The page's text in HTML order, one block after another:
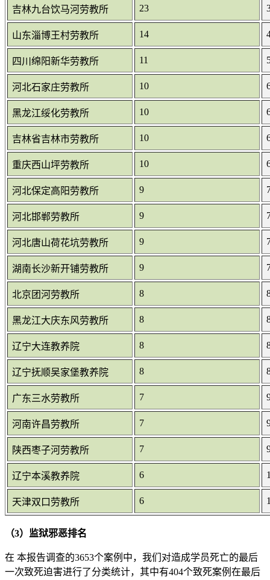
吉林九台饮马河劳教所 23
山东淄博王村劳教所 14
四川绵阳新华劳教所 11
河北石家庄劳教所 10
黑龙江绥化劳教所 10
吉林省吉林市劳教所 10
重庆西山坪劳教所 10
河北保定高阳劳教所 9
河北邯郸劳教所 9
河北唐山荷花坑劳教所 9
湖南长沙新开铺劳教所 9
北京团河劳教所 8
黑龙江大庆东风劳教所 8
辽宁大连教养院 8
辽宁抚顺吴家堡教养院 8
广东三水劳教所 7
河南许昌劳教所 7
陕西枣子河劳教所 7
辽宁本溪教养院 6
天津双口劳教所 6
（3）监狱邪恶排名
在 本报告调查的3653个案例中，我们对造成学员死亡的最后
一次致死迫害进行了分类统计，其中有404个致死案例在最后